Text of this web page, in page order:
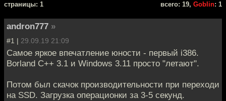
cтраницы: 1 всего: 19, Goblin: 1
andron777 »
#1 | 29.09.19 21:09
Самое яркое впечатление юности - первый i386.
Borland C++ 3.1 и Windows 3.11 просто "летают".
Потом был скачок производительности при переходи
на SSD. Загрузка операционки за 3-5 секунд.